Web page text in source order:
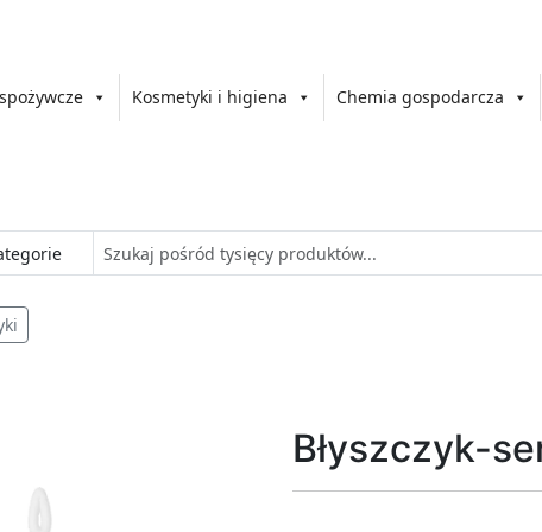
Kosmetyki i higiena Chemia gospodarcza
Błyszczyk-